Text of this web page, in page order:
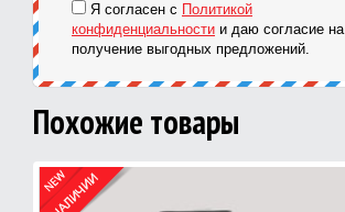
Я согласен с Политикой
конфиденциальности и даю согласие на
получение выгодных предложений.
Похожие товары